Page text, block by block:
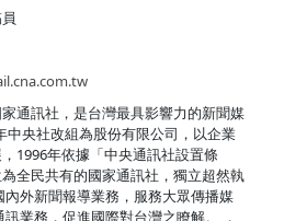
通訊社，是台灣最具影響力的新聞媒
中央社改組為股份有限公司，以企業
1996年依據「中央通訊社設置條
全民共有的國家通訊社，獨立超然執
外新聞報導業務，服務大眾傳播媒
業務，促進國際對台灣之瞭解。 ．